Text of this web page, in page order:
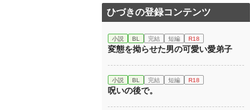
ひづきの登録コンテンツ
小説 BL 完結 短編 R18
変態を拗らせた男の可愛い愛弟子
小説 BL 完結 短編 R18
呪いの後で。